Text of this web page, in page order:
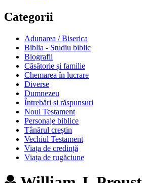
Categorii
Adunarea / Biserica
Biblia - Studiu biblic
Biografii
Căsătorie și familie
Chemarea în lucrare
Diverse
Dumnezeu
Întrebări și răspunsuri
Noul Testament
Personaje biblice
Tânărul creștin
Vechiul Testament
Viața de credință
Viața de rugăciune